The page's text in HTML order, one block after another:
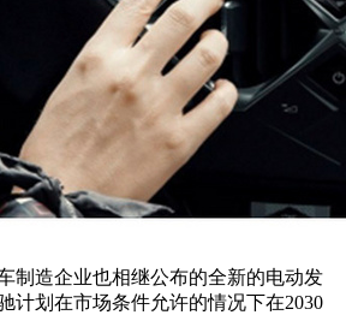
制造企业也相继公布的全新的电动发
计划在市场条件允许的情况下在2030